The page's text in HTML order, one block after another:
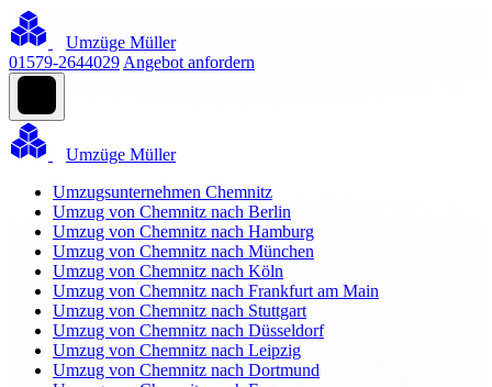
Umzüge Müller
01579-2644029 Angebot anfordern
Umzüge Müller
Umzugsunternehmen Chemnitz
Umzug von Chemnitz nach Berlin
Umzug von Chemnitz nach Hamburg
Umzug von Chemnitz nach München
Umzug von Chemnitz nach Köln
Umzug von Chemnitz nach Frankfurt am Main
Umzug von Chemnitz nach Stuttgart
Umzug von Chemnitz nach Düsseldorf
Umzug von Chemnitz nach Leipzig
Umzug von Chemnitz nach Dortmund